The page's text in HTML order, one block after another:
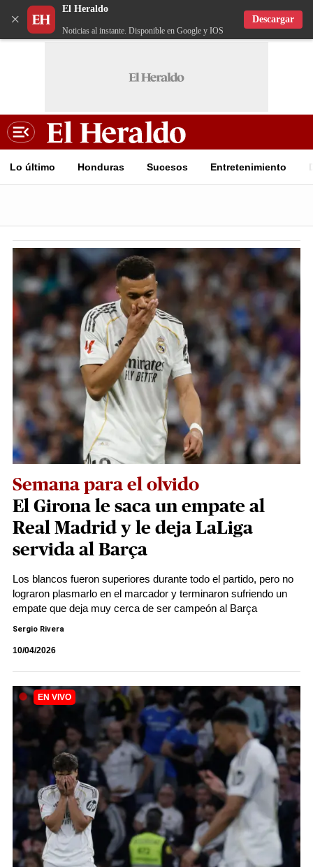
×
El Heraldo
Noticias al instante. Disponible en Google y IOS
Descargar
Lo último Honduras Sucesos Entretenimiento
Semana para el olvido
El Girona le saca un empate al
Real Madrid y le deja LaLiga
servida al Barça
Los blancos fueron superiores durante todo el partido, pero no
lograron plasmarlo en el marcador y terminaron sufriendo un
empate que deja muy cerca de ser campeón al Barça
Sergio Rivera
10/04/2026